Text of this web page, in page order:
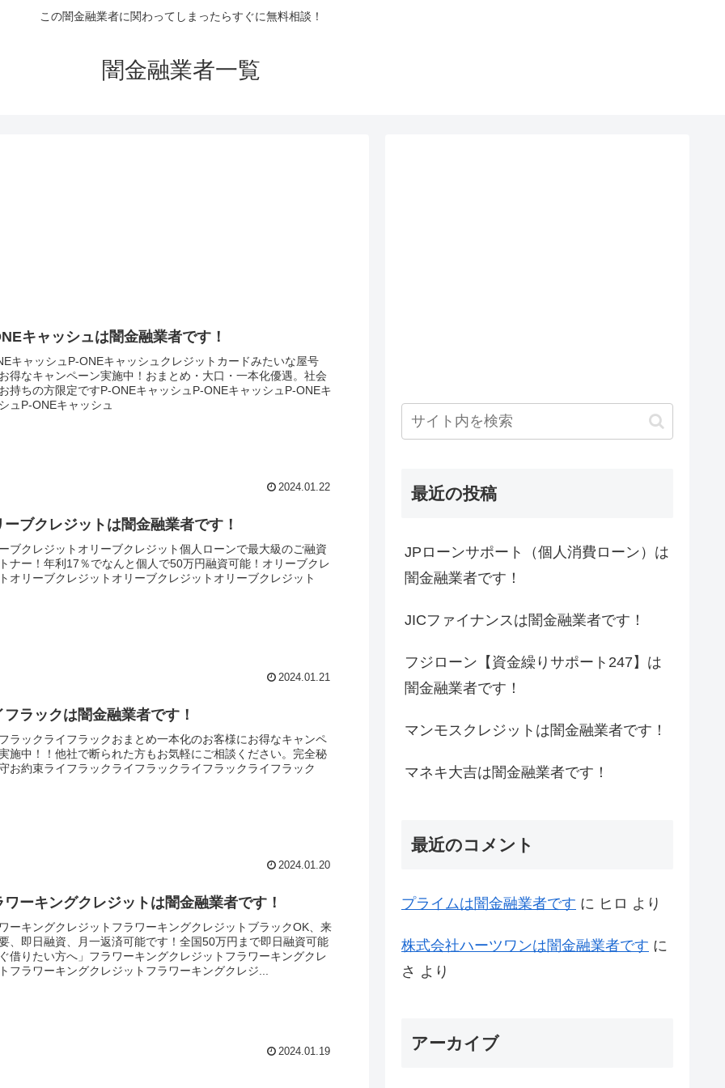
この闇金融業者に関わってしまったらすぐに無料相談！
闇金融業者一覧
キャッシュは闇金融業者です！
キャッシュP-ONEキャッシュクレジットカードみたいな屋号
得なキャンペーン実施中！おまとめ・大口・一本化優遇。社会
持ちの方限定ですP-ONEキャッシュP-ONEキャッシュP-ONEキ
ュP-ONEキャッシュ
2024.01.22
ーブクレジットは闇金融業者です！
ブクレジットオリーブクレジット個人ローンで最大級のご融資
ナー！年利17％でなんと個人で50万円融資可能！オリーブクレ
オリーブクレジットオリーブクレジットオリーブクレジット
2024.01.21
フラックは闇金融業者です！
ラックライフラックおまとめ一本化のお客様にお得なキャンペ
施中！！他社で断られた方もお気軽にご相談ください。完全秘
お約束ライフラックライフラックライフラックライフラック
2024.01.20
ワーキングクレジットは闇金融業者です！
ーキングクレジットフラワーキングクレジットブラックOK、来
、即日融資、月一返済可能です！全国50万円まで即日融資可能
借りたい方へ」フラワーキングクレジットフラワーキングクレ
フラワーキングクレジットフラワーキングクレジ...
2024.01.19
最近の投稿
JPローンサポート（個人消費ローン）は
闇金融業者です！
JICファイナンスは闇金融業者です！
フジローン【資金繰りサポート247】は
闇金融業者です！
マンモスクレジットは闇金融業者です！
マネキ大吉は闇金融業者です！
最近のコメント
プライム は闇金融業者です に ヒロ より
株式会社ハーツワンは闇金融業者です に
さ より
アーカイブ